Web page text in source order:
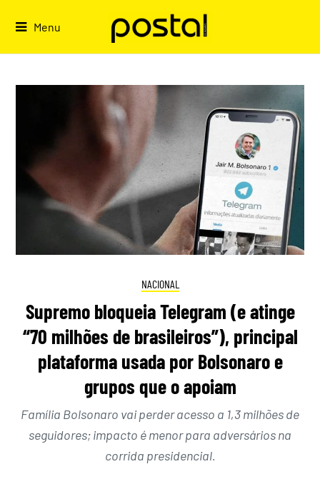
Menu
NACIONAL
Supremo bloqueia Telegram (e atinge
“70 milhões de brasileiros”), principal
plataforma usada por Bolsonaro e
grupos que o apoiam
Família Bolsonaro vai perder acesso a 1,3 milhões de
seguidores; impacto é menor para adversários na
corrida presidencial.